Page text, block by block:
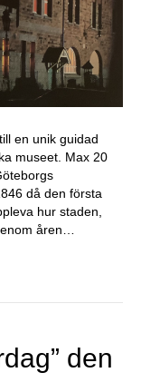
en unik guidad
museet. Max 20
då den första
hur staden,
åren…
den